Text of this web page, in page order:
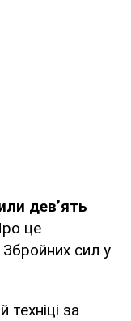
дев’ять
це
сил у
техніці за